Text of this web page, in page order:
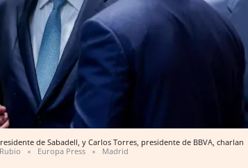
de Sabadell, y Carlos Torres, presidente de BBVA, charlan
Europa Press Madrid